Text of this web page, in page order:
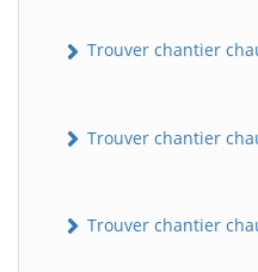
Trouver chantier
Trouver chantier
Trouver chantier